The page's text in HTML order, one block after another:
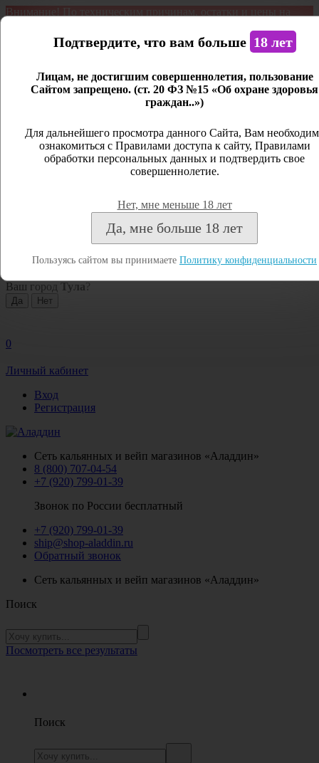
Внимание! По техническим причинам, остатки и цены на
является демонстрационным. Дистанционная продажа не
Открыть сайдбар
Личный кабинет
Закрыть
Посмотреть все результаты
Ваш город Тула ?
0
Личный кабинет
Вход
Регистрация
Сеть кальянных и вейп магазинов «Аладдин»
8 (800) 707-04-54
+7 (920) 799-01-39
Звонок по России бесплатный
+7 (920) 799-01-39
ship@shop-aladdin.ru
Обратный звонок
Сеть кальянных и вейп магазинов «Аладдин»
Поиск
Посмотреть все результаты
Поиск
Подтвердите, что вам больше 18 лет
Лицам, не достигшим совершеннолетия, пользование
Сайтом запрещено. (ст. 20 ФЗ №15 «Об охране здоровья
граждан..»)
Для дальнейшего просмотра данного Сайта, Вам
ознакомиться с Правилами доступа к сайту, Правилами
обработки персональных данных и подтвердить свое
совершеннолетие.
Нет, мне меньше 18 лет
Да, мне больше 18 лет
Пользуясь сайтом вы принимаете Политику конфиденциальности